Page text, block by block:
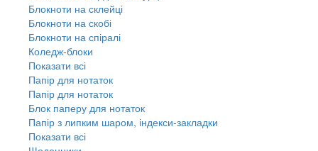
Блокноти на склейці
Блокноти на скобі
Блокноти на спіралі
Коледж-блоки
Показати всі
Папір для нотаток
Папір для нотаток
Блок паперу для нотаток
Папір з липким шаром, індекси-закладки
Показати всі